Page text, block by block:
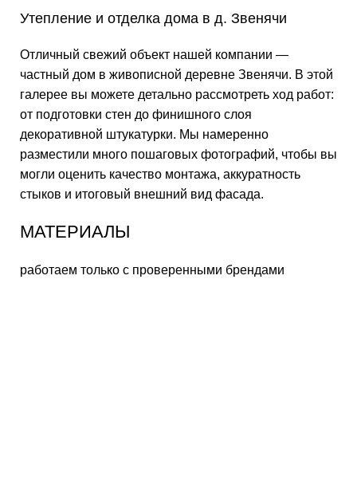
Утепление и отделка дома в д. Звенячи
Отличный свежий объект нашей компании —
частный дом в живописной деревне Звенячи. В этой
галерее вы можете детально рассмотреть ход работ:
от подготовки стен до финишного слоя
декоративной штукатурки. Мы намеренно
разместили много пошаговых фотографий, чтобы вы
могли оценить качество монтажа, аккуратность
стыков и итоговый внешний вид фасада.
МАТЕРИАЛЫ
работаем только с проверенными брендами